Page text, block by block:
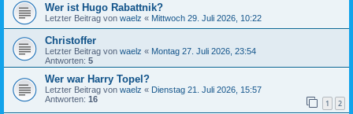
Wer ist Hugo Rabattnik?
Letzter Beitrag von waelz « Mittwoch 29. Juli 2026, 10:22
Christoffer
Letzter Beitrag von waelz « Montag 27. Juli 2026, 23:54
Antworten: 5
Wer war Harry Topel?
Letzter Beitrag von waelz « Dienstag 21. Juli 2026, 15:57
Antworten: 16 1 2